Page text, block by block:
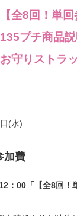
【全8回！単
プチ商品
守りストラ
(水)
加費
：00「【全8回